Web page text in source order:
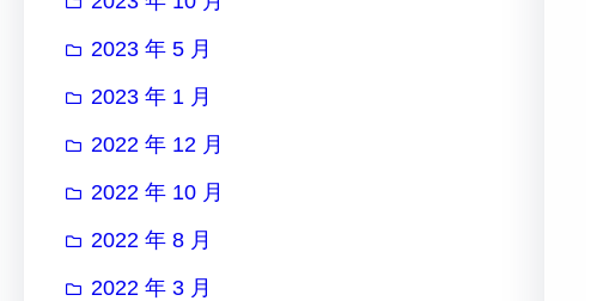
2023 年 5 月
2023 年 1 月
2022 年 12 月
2022 年 10 月
2022 年 8 月
2022 年 3 月